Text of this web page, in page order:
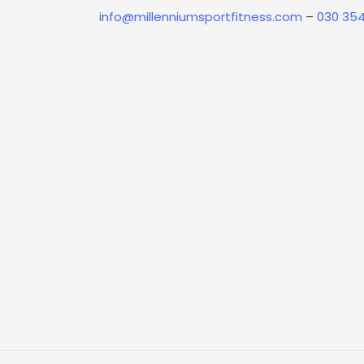
info@millenniumsportfitness.com – 030